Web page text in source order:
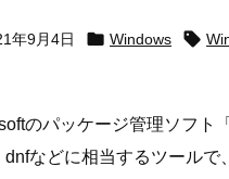
年9月4日  Windows 
のパッケージ管理ソフト
dnfなどに相当するツール